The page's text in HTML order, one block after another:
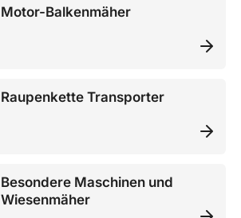
Motor-Balkenmäher
Raupenkette Transporter
Besondere Maschinen und
Wiesenmäher